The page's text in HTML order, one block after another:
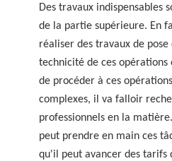
Des travaux indispensables
de la partie supérieure. En
réaliser des travaux de pose
technicité de ces opérations
de procéder à ces
complexes, il va falloir
professionnels en la
peut prendre en main ces
qu'il peut avancer des tarifs